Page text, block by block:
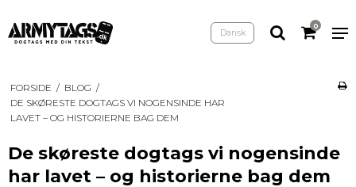
Dansk
0
FORSIDE / BLOG /
DE SKØRESTE DOGTAGS VI NOGENSINDE HAR
LAVET – OG HISTORIERNE BAG DEM
De skøreste dogtags vi nogensinde
har lavet – og historierne bag dem